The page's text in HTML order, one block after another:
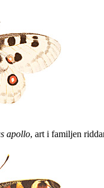
apollo, art i familjen